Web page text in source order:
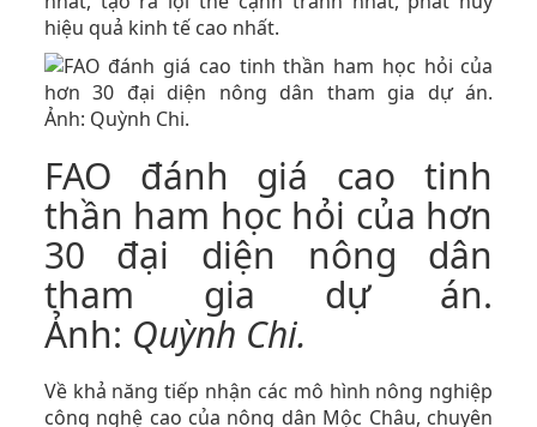
hiệu quả kinh tế cao nhất.
FAO đánh giá cao tinh
thần ham học hỏi của hơn
30 đại diện nông dân
tham gia dự án.
Ảnh: Quỳnh Chi.
Về khả năng tiếp nhận các mô hình nông nghiệp
công nghệ cao của nông dân Mộc Châu, chuyên